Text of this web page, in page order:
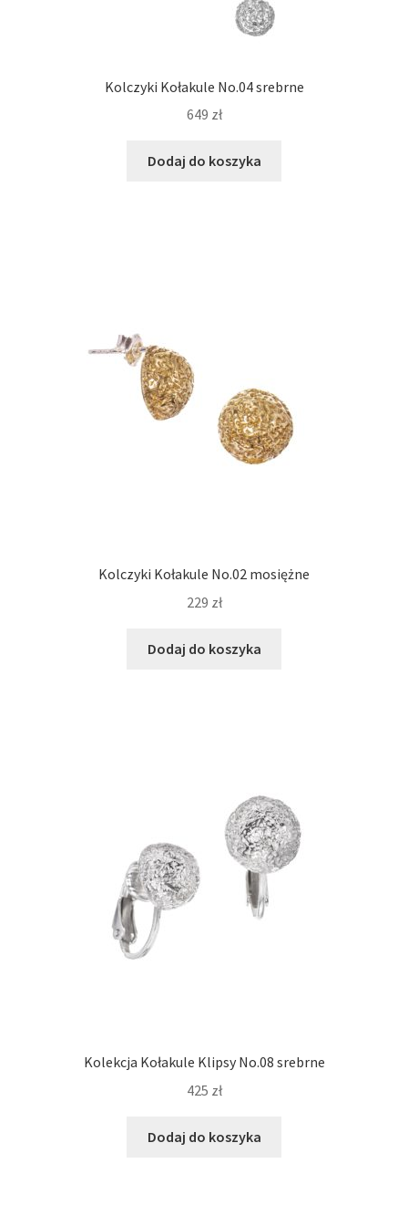
Kolczyki Kołakule No.04 srebrne
649 zł
Dodaj do koszyka
Kolczyki Kołakule No.02 mosiężne
229 zł
Dodaj do koszyka
Kolekcja Kołakule Klipsy No.08 srebrne
425 zł
Dodaj do koszyka